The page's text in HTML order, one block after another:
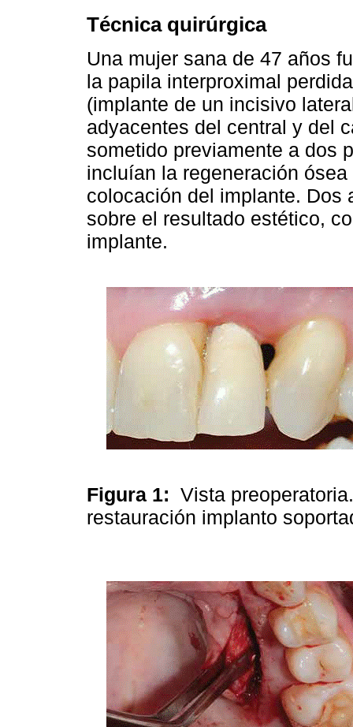
Técnica quirúrgica
Una mujer sana de 47 años
la papila interproximal
(implante de un incisivo
adyacentes del central y del
sometido previamente a dos
incluían la regeneración
colocación del implante. Dos
sobre el resultado estético,
implante.
Figura 1: Vista
restauración implanto